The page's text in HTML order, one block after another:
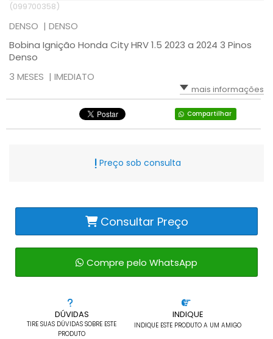
(099700358)
DENSO | DENSO
Bobina Ignição Honda City HRV 1.5 2023 a 2024 3 Pinos
Denso
3 MESES | IMEDIATO
mais informações
Compartilhar
DÚVIDAS
TIRE SUAS DÚVIDAS SOBRE ESTE
PRODUTO
INDIQUE
INDIQUE ESTE PRODUTO A UM AMIGO
Preço sob consulta
Consultar Preço
Compre pelo WhatsApp